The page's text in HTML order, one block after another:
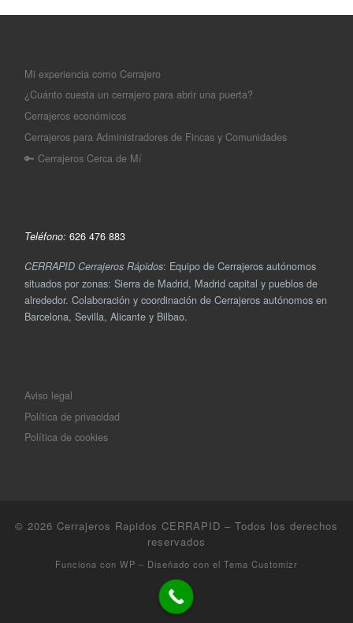
Mi experiencia como Cerrajero
¿Cuánto cuesta un cerrajero para abrir una puerta?
Cerrajeros económicos
Cerrajeros para Administradores de Fincas y Comunidades
🔑 Cerrajeros Cerca de Mí
Teléfono: 626 476 883
CERRAPID Cerrajeros Rápidos: Equipo de Cerrajeros autónomos
situados por zonas: Sierra de Madrid, Madrid capital y pueblos de
alrededor. Colaboración y coordinación de Cerrajeros autónomos en
Barcelona, Sevilla, Alicante y Bilbao.
Aviso legal
Política de privacidad
Política de cookies
© 2026 Cerrajeros Rapidos CERRAPID – Todos los derechos
reservados
Funciona con WP – Diseñado con el Tema Customizr